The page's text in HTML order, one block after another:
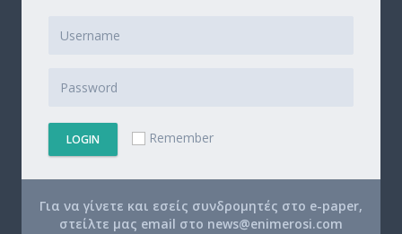
LOGIN Remember
Για να γίνετε και εσείς συνδρομητές στο e-paper,
στείλτε μας email στο news@enimerosi.com